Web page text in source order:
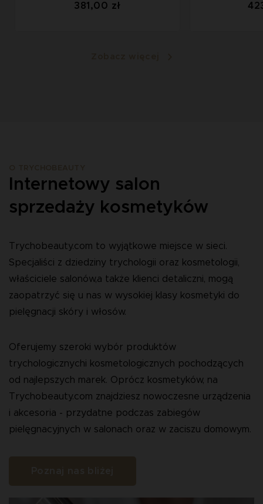
381,00 zł
Internetowy salon
sprzedaży kosmetyków
Trychobeauty.com to wyjątkowe miejsce w sieci.
Specjaliści z dziedziny trychologii oraz kosmetologii,
właściciele salonów,a także klienci detaliczni, mogą
zaopatrzyć się u nas w wysokiej klasy kosmetyki do
pielęgnacji skóry i włosów.
Oferujemy szeroki wybór produktów
trychologicznychi kosmetologicznych pochodzących
od najlepszych marek. Oprócz kosmetyków, na
Trychobeauty.com znajdziesz nowoczesne urządzenia
i akcesoria - przydatne podczas zabiegów
pielęgnacyjnych w salonach oraz w zaciszu domowym.